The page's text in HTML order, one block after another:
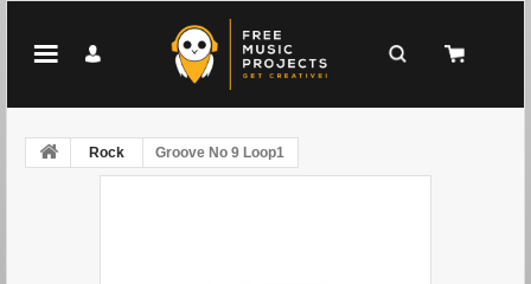
Rock Groove No 9 Loop1